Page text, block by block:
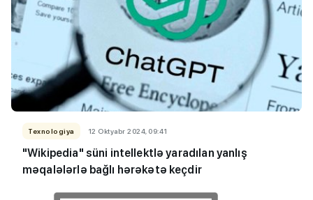
Texnologiya 12 Oktyabr 2024, 09:41
"Wikipedia" süni intellektlə yaradılan yanlış
məqalələrlə bağlı hərəkətə keçdir